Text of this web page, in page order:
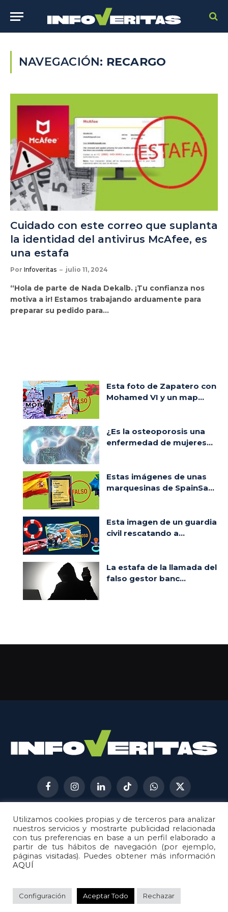
NAVEGACIÓN: RECARGO
Cuidado con este correo que suplanta
la identidad del antivirus McAfee, es
una estafa
Por Infoveritas julio 11, 2024
“Hola de parte de Nada Dekalb. ¡Tu confianza nos
motiva a ir! Estamos trabajando arduamente para
preparar su pedido para…
Esta foto de Zapatero con
Mohamed VI y un map...
¿Es la osteoporosis una
enfermedad de mujeres...
Estas imágenes de unas
marquesinas de SpainSa...
Esta imagen de un guardia
civil rescatando a...
La estafa de la llamada del
falso gestor banc...
FacebookInstagramLinkedInTikTokWhatsApp
X
(Twitter)
AVISO LEGAL
METODOLOGÍA
POLÍTICA DE COOKIES
POLÍTICA DE CORRECCIONES
© 2026Metech. Todos los derechos reservados.
Utilizamos cookies propias y de terceros para analizar
nuestros servicios y mostrarte publicidad relacionada
con tus preferencias en base a un perfil elaborado a
partir de tus hábitos de navegación (por ejemplo,
páginas visitadas). Puedes obtener más información
AQUÍ
Configuración Aceptar Todo Rechazar